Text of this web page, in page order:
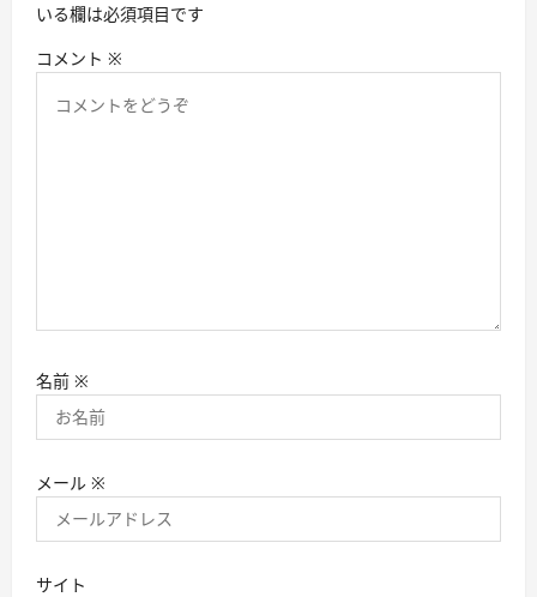
いる欄は必須項目です
コメント ※
名前 ※
メール ※
サイト